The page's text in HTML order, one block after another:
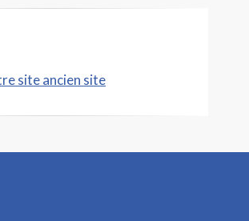
site ancien site